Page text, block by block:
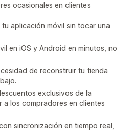
ocasionales en clientes
aplicación móvil sin tocar una
en iOS y Android en minutos, no
de reconstruir tu tienda
exclusivos de la
los compradores en clientes
sincronización en tiempo real,